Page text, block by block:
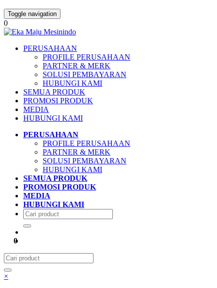
Toggle navigation
0
PERUSAHAAN
PROFILE PERUSAHAAN
PARTNER & MERK
SOLUSI PEMBAYARAN
HUBUNGI KAMI
SEMUA PRODUK
PROMOSI PRODUK
MEDIA
HUBUNGI KAMI
PERUSAHAAN
PROFILE PERUSAHAAN
PARTNER & MERK
SOLUSI PEMBAYARAN
HUBUNGI KAMI
SEMUA PRODUK
PROMOSI PRODUK
MEDIA
HUBUNGI KAMI
0
×